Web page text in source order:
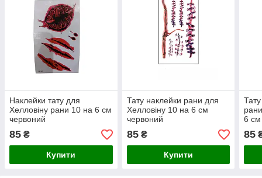
Наклейки тату для
Хелловіну рани 10 на 6 см
червоний
85 ₴
Купити
Тату наклейки рани для
Хелловіну 10 на 6 см
червоний
85₴
Купити
6 см
85